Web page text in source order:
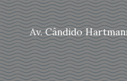
Av. Cândido